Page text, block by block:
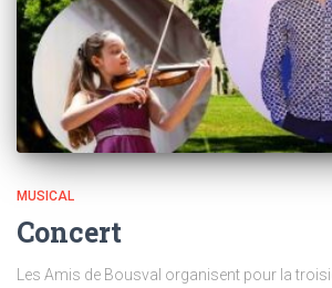
MUSICAL
Concert
Les Amis de Bousval organisent pour la